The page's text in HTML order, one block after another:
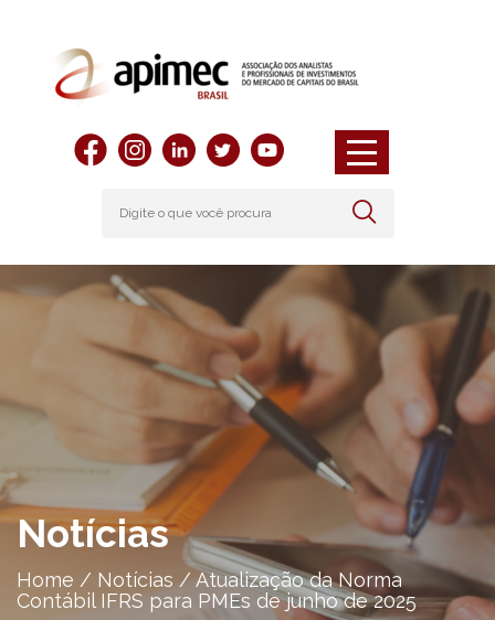
Notícias
Home / Notícias /Atualização da Norma
Contábil IFRS para PMEs de junho de 2025